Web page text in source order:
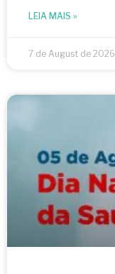
LEIA MAIS »
7 de August de 2026